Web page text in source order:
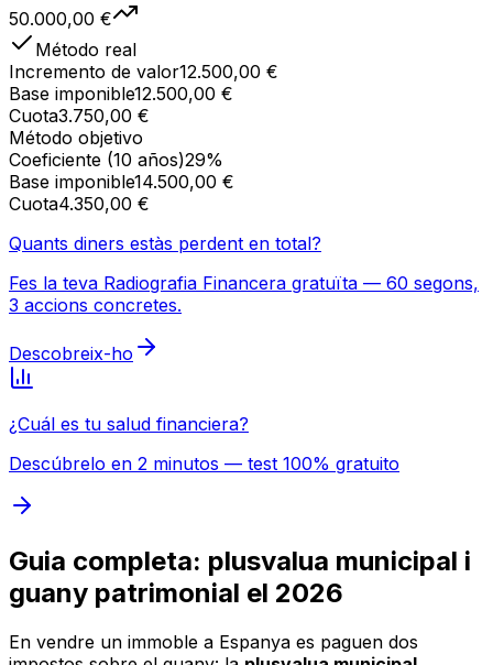
50.000,00 €
Método real
Incremento de valor12.500,00 €
Base imponible12.500,00 €
Cuota3.750,00 €
Método objetivo
Coeficiente (10 años)29%
Base imponible14.500,00 €
Cuota4.350,00 €
Quants diners estàs perdent en total?
Fes la teva Radiografia Financera gratuïta — 60 segons,
3 accions concretes.
Descobreix-ho
¿Cuál es tu salud financiera?
Descúbrelo en 2 minutos — test 100% gratuito
Guia completa: plusvalua municipal i
guany patrimonial el 2026
En vendre un immoble a Espanya es paguen dos